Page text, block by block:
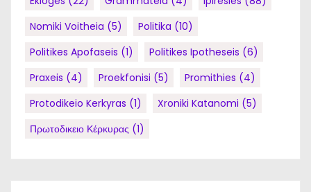
Nomiki Voitheia (5) Politika (10)
Politikes Apofaseis (1) Politikes Ipotheseis (6)
Praxeis (4) Proekfonisi (5) Promithies (4)
Protodikeio Kerkyras (1) Xroniki Katanomi (5)
Πρωτοδικειο Κέρκυρας (1)